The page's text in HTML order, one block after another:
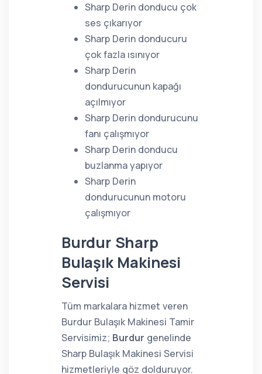
Sharp Derin donducu çok
ses çıkarıyor
Sharp Derin donducuru
çok fazla ısınıyor
Sharp Derin
dondurucunun kapağı
açılmıyor
Sharp Derin dondurucunu
fanı çalışmıyor
Sharp Derin donducu
buzlanma yapıyor
Sharp Derin
dondurucunun motoru
çalışmıyor
Burdur Sharp
Bulaşık Makinesi
Servisi
Tüm markalara hizmet veren
Burdur Bulaşık Makinesi Tamir
Servisimiz; Burdur genelinde
Sharp Bulaşık Makinesi Servisi
hizmetleriyle göz dolduruyor.